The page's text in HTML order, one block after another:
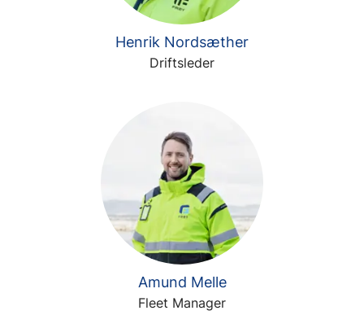
Henrik Nordsæther
Driftsleder
Amund Melle
Fleet Manager